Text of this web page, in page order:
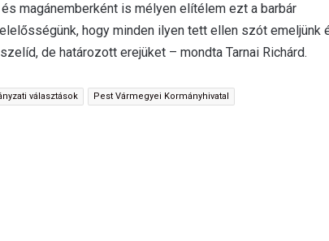
magánemberként is mélyen elítélem ezt a barbár
hogy minden ilyen tett ellen szót emeljünk
de határozott erejüket – mondta Tarnai Richárd.
választások Pest Vármegyei Kormányhivatal